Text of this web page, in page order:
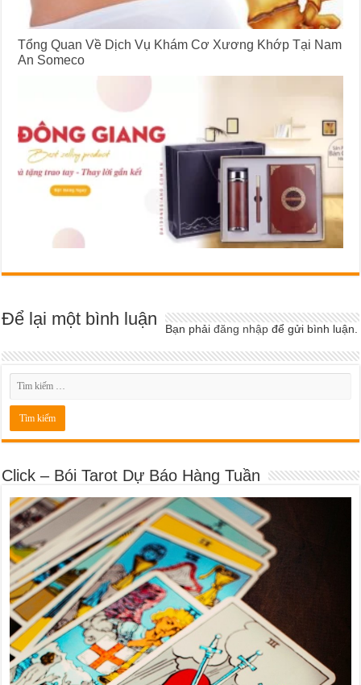
Tổng Quan Về Dịch Vụ Khám Cơ Xương Khớp Tại Nam
An Someco
Để lại một bình luận Bạn phảiđăng nhập để gửi bình luận.
Click – Bói Tarot Dự Báo Hàng Tuần